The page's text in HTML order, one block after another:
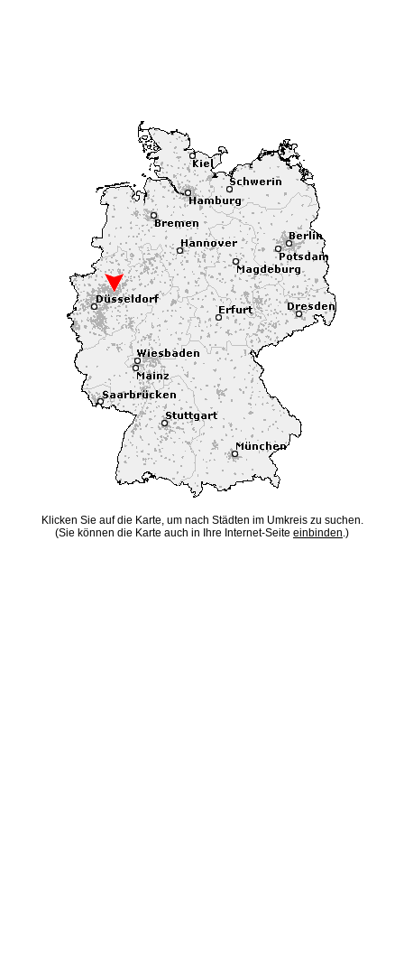
Klicken Sie auf die Karte, um nach Städten im Umkreis zu suchen.
(Sie können die Karte auch in Ihre Internet-Seite einbinden.)